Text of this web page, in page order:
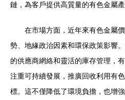
鏈，為客戶提供高質量的有色金屬產
在市場方面，近年來有色金屬
勢、地緣政治因素和環保政策影響
的供應商網絡和靈活的庫存管理，
注重可持續發展，推廣回收利用有
標。這不僅降低了環境負擔，也增